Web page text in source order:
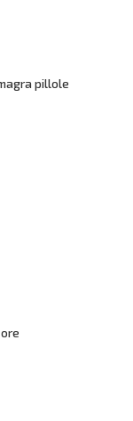
pillole